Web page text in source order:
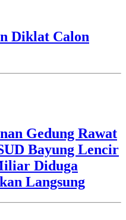
Diklat Calon
Gedung Rawat
Bayung Lencir
Diduga
Langsung